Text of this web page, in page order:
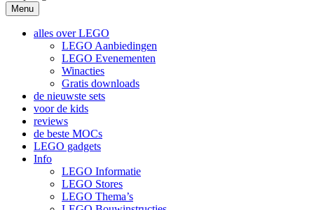
Menu Spring
naar
inhoud
alles over LEGO
LEGO Aanbiedingen
LEGO Evenementen
Winacties
Gratis downloads
de nieuwste sets
voor de kids
reviews
de beste MOCs
LEGO gadgets
Info
LEGO Informatie
LEGO Stores
LEGO Thema’s